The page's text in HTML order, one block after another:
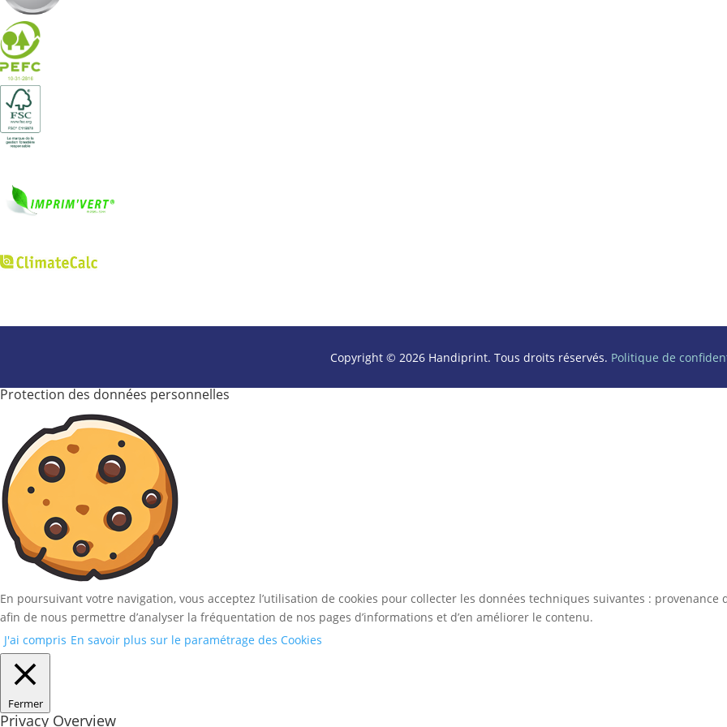
Copyright © 2026 Handiprint. Tous droits réservés. Politique de
Protection des données personnelles
En poursuivant votre navigation, vous acceptez l’utilisation de cookies pour collecter les données techniques suivantes :
afin de nous permettre d’analyser la fréquentation de nos pages d’informations et d’en améliorer le contenu.
J'ai compris En savoir plus sur le paramétrage des Cookies
Fermer
Privacy Overview